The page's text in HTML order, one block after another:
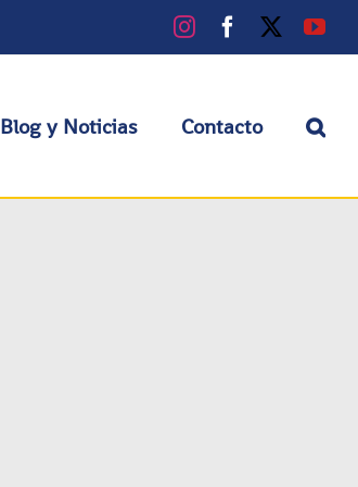
InstagramFacebook
Blog y Noticias Contacto